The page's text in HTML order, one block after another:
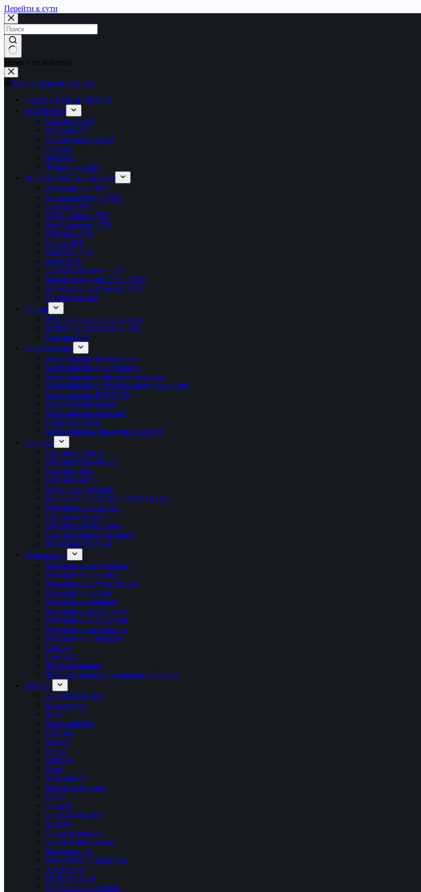
Перейти к сути
Ничего не найдено
Вход в личный кабинет
Отдых с ÉMILIE MUSÉE
НОВИНКИ
Нижнее бельё
Купальники
Спортивная одежда
Одежда
Корсеты
Чулки и гольфы
ЛЕТНЯЯ РАСПРОДАЖА
Купальники -70%
Пляжная одежда -70%
Одежда -50%
LOVE Stories -70%
Бюстгальтеры -70%
Трусики -70%
Пояса -60%
Корсеты -70%
Боди -70%
Одежда для дома -70%
Колготки и чулки Falke -70%
Аксессуары для груди -50%
Посмотреть всё
Акции
Резинка для волос в подарок
Второй бюстгальтер — 30%
Трусики 3+1
Бюстгальтеры
Бюстгальтеры без косточек
Бюстгальтеры с косточками
Бюстгальтеры с мягкими чашками
Бюстгальтеры с формованными чашками
Бюстгальтеры PUSH-UP
Бюстгальтеры-бандо
Бюстгальтеры-балконет
Топы корсетные
Бюстгальтеры-топы (топ бралетт)
Трусики
Трусики стринги
Трусики бразильяна
Трусики танга
Трусики слипы
Бесшовные трусики
Бесшовные PULPIES CHANTELLE
Трусики завышенные
Трусики шортики
Трусики с надписями
Трусики корректирующие
Шёлковые трусики
Купальники
Купальники раздельные
Купальники слитные
Купальники с фурнитурой
Купальники жатые
Купальники вязаные
Купальники из бархата
Купальники с кольцами
Купальники на завязках
Купальники с макраме
Топ-бра
Топ-бандо
Женские плавки
Женские плавки с завышенной талией
Каталог
Просмотреть всё
Бестселлеры
Шёлк
Бюстгальтеры
Трусики
Наборы
Пояса
Корсеты
Боди
Купальники
Колготки и чулки
Носки
Одежда
Одежда для дома
Халаты
Пляжная одежда
Спортивная одежда
Комбинезоны
Косметички и шопперы
Аксессуары
ÉMILIE CLUB
Подарочная упаковка